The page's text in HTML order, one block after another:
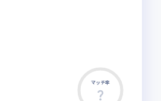
マッチ率